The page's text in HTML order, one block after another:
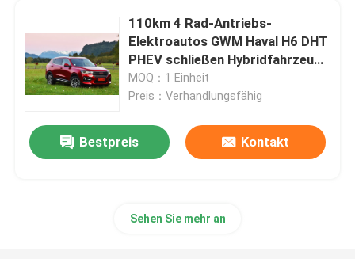
4 Rad-Antriebs-Elektroautos
Versorgungsausrüstung für Elektrofahrzeuge
Zweite Hand-Off Road-Fahrzeuge
110km 4 Rad-Antriebs-
Elektroautos GWM Haval H6 DHT
PHEV schließen Hybridfahrzeuge
an
MOQ：1 Einheit
Preis：Verhandlungsfähig
Bestpreis Kontakt
Sehen Sie mehr an